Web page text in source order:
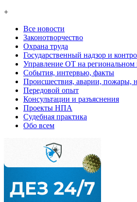
+
Все новости
Законотворчество
Охрана труда
Государственный надзор и
Управление ОТ на региональном
События, интервью, факты
Происшествия, аварии, пожары,
Передовой опыт
Консультации и разъяснения
Проекты НПА
Судебная практика
Обо всем